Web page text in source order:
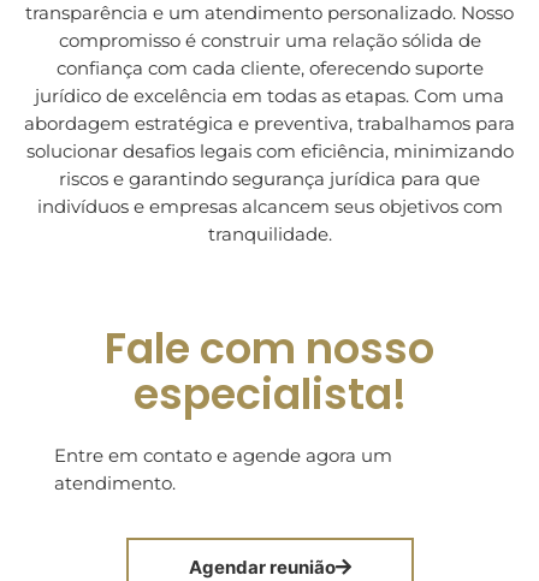
transparência e um atendimento personalizado. Nosso
compromisso é construir uma relação sólida de
confiança com cada cliente, oferecendo suporte
jurídico de excelência em todas as etapas. Com uma
abordagem estratégica e preventiva, trabalhamos para
solucionar desafios legais com eficiência, minimizando
riscos e garantindo segurança jurídica para que
indivíduos e empresas alcancem seus objetivos com
tranquilidade.
Fale com nosso
especialista!
Entre em contato e agende agora um
atendimento.
Agendar reunião